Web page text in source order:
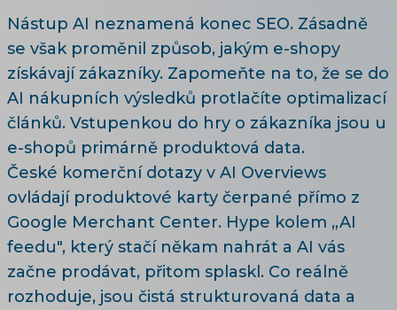
Nástup AI neznamená konec SEO. Zásadně
se však proměnil způsob, jakým e-shopy
získávají zákazníky. Zapomeňte na to, že se do
AI nákupních výsledků protlačíte optimalizací
článků. Vstupenkou do hry o zákazníka jsou u
e-shopů primárně produktová data.
České komerční dotazy v AI Overviews
ovládají produktové karty čerpané přímo z
Google Merchant Center. Hype kolem „AI
feedu", který stačí někam nahrát a AI vás
začne prodávat, přitom splaskl. Co reálně
rozhoduje, jsou čistá strukturovaná data a